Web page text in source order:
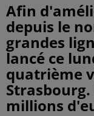
Afin
depuis le
grandes
lancé ce
quatrième
millions